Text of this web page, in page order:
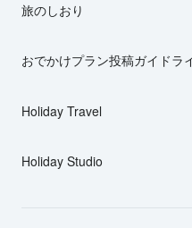
旅のしおり
おでかけプラン投稿ガイドラ
Holiday Travel
Holiday Studio